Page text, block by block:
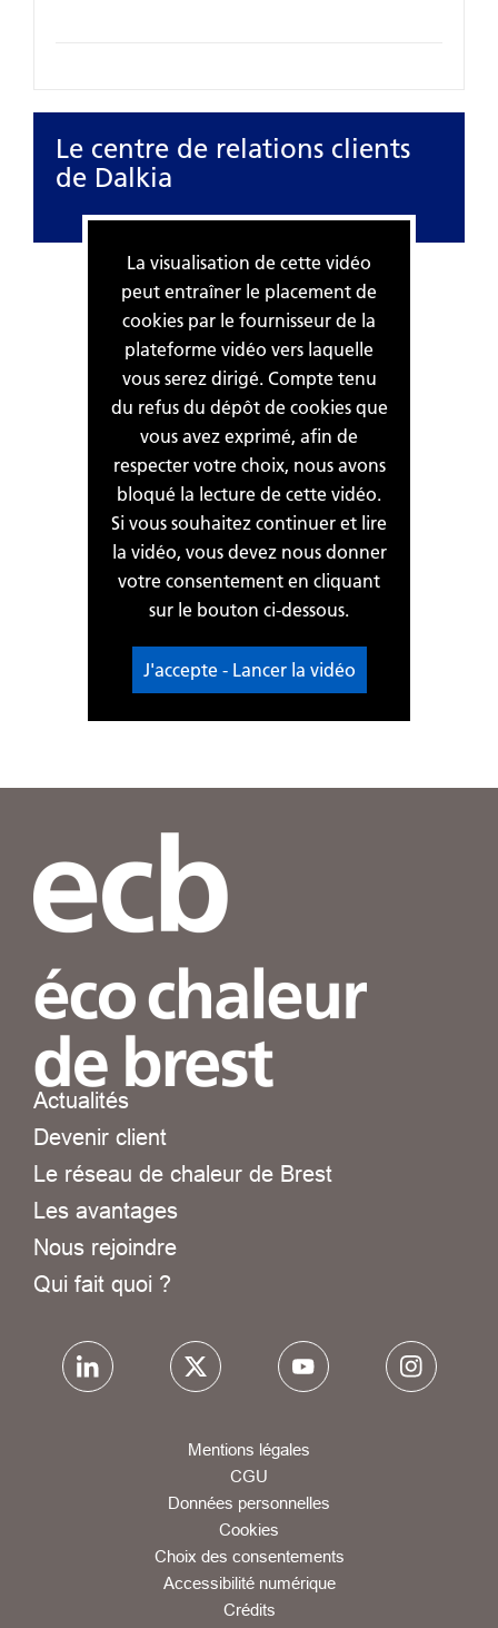
Le centre de relations clients
de Dalkia
La visualisation de cette vidéo
peut entraîner le placement de
cookies par le fournisseur de la
plateforme vidéo vers laquelle
vous serez dirigé. Compte tenu
du refus du dépôt de cookies que
vous avez exprimé, afin de
respecter votre choix, nous avons
bloqué la lecture de cette vidéo.
Si vous souhaitez continuer et lire
la vidéo, vous devez nous donner
votre consentement en cliquant
sur le bouton ci-dessous.
J'accepte - Lancer la vidéo
Actualités
Devenir client
Le réseau de chaleur de Brest
Les avantages
Nous rejoindre
Qui fait quoi ?
Mentions légales
CGU
Données personnelles
Cookies
Choix des consentements
Accessibilité numérique
Crédits